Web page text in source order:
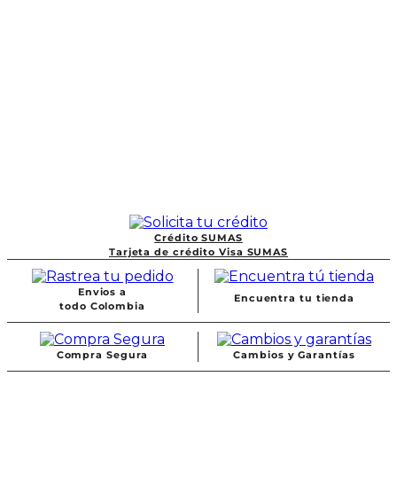
Crédito SUMAS
Tarjeta de crédito Visa SUMAS
Envios a
todo Colombia
Encuentra tu tienda
Compra Segura Cambios y Garantías